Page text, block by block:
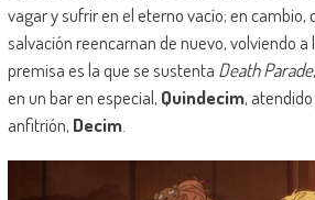
vagar y sufrir en el eterno vacío; en cambio,
salvación reencarnan de nuevo, volviendo a
premisa es la que se sustenta Death Parade
en un bar en especial, Quindecim,
anfitrión, Decim.